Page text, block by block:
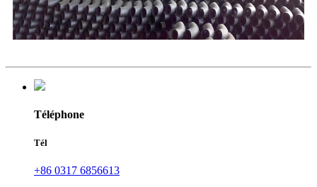
Téléphone
Tél
+86 0317 6856613